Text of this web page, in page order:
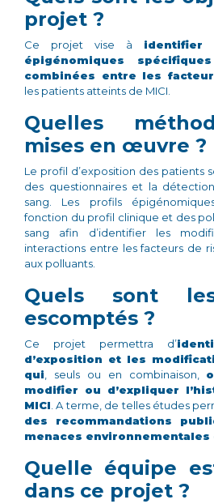
projet ?
Ce projet vise à identifier
épigénomiques
combinées entre les
les patients atteints de MICI.
Quelles
mises en œuvre ?
Le profil d’exposition des patients
des questionnaires et la
sang. Les profils
fonction du profil clinique et des
sang afin d’identifier les
interactions entre les facteurs de
aux polluants.
Quels sont
escomptés ?
Ce projet permettra d’
d’exposition et les
qui , seuls ou en combinaison,
modifier ou d’expliquer
MICI . A terme, de telles études
des recommandations
menaces environnementales
Quelle équipe
dans ce projet ?